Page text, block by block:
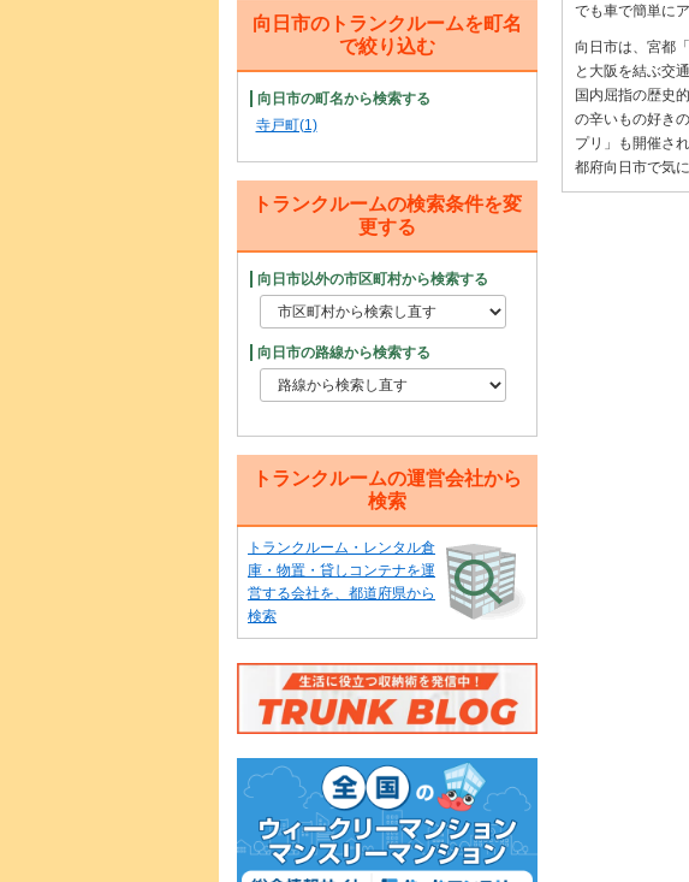
でも車で簡単に
向日市は、宮都
と大阪を結ぶ交
国内屈指の歴史
の辛いもの好き
プリ」も開催さ
都府向日市で気
向日市のトランクルームを町名
で絞り込む
向日市の町名から検索する
寺戸町(1)
トランクルームの検索条件を変
更する
向日市以外の市区町村から検索する
向日市の路線から検索する
トランクルームの運営会社から
検索
トランクルーム・レンタル倉
庫・物置・貸しコンテナを運
営する会社を、都道府県から
検索